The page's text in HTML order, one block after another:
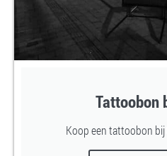
Tattoobon
Koop een tattoobon